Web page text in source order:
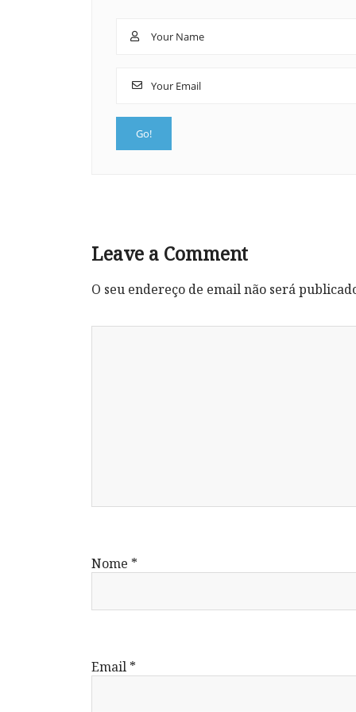
Leave a Comment
O seu endereço de email não será
Nome *
Email *